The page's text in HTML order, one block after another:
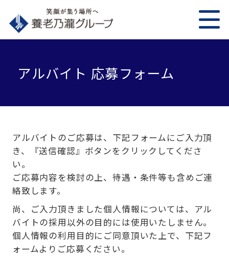
アルバイト 応募フォーム
アルバイトのご応募は、下記フォームにご入力頂
き、『送信確認』ボタンをクリックしてくださ
い。
ご応募内容を検討の上、待遇・条件等も含めご連
絡致します。
尚、ご入力頂きました個人情報については、アル
バイトの採用以外の目的には使用いたしません。
個人情報の利用目的にご同意頂いた上で、下記フ
ォームよりご応募ください。